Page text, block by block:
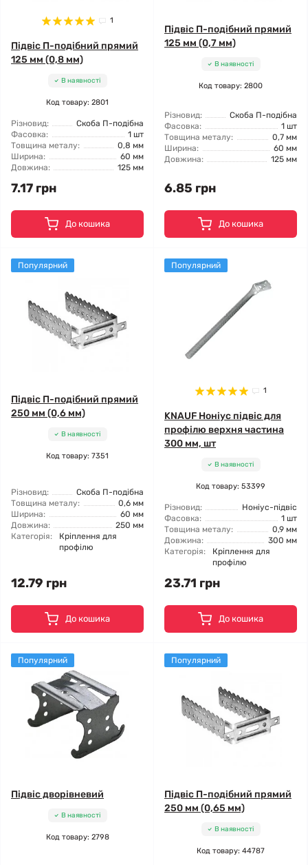
1
Підвіс П-подібний прямий
125 мм (0,8 мм)
В наявності
Код товару: 2801
Різновид:
Скоба П-подібна
Фасовка:
1 шт
Товщина металу:
0,8 мм
Ширина:
60 мм
Довжина:
125 мм
7.17 грн
До кошика
Підвіс П-подібний прямий
125 мм (0,7 мм)
В наявності
Код товару: 2800
Різновид:
Скоба П-подібна
Фасовка:
1 шт
Товщина металу:
0,7 мм
Ширина:
60 мм
Довжина:
125 мм
6.85 грн
До кошика
Популярний
Підвіс П-подібний прямий
250 мм (0,6 мм)
В наявності
Код товару: 7351
Різновид:
Скоба П-подібна
Товщина металу:
0,6 мм
Ширина:
60 мм
Довжина:
250 мм
Категорія:
Кріплення для
профілю
12.79 грн
До кошика
Популярний
1
KNAUF Ноніус підвіс для
профілю верхня частина
300 мм, шт
В наявності
Код товару: 53399
Різновид:
Ноніус-підвіс
Фасовка:
1 шт
Товщина металу:
0,9 мм
Довжина:
300 мм
Категорія:
Кріплення для
профілю
23.71 грн
До кошика
Популярний
Підвіс дворівневий
В наявності
Код товару: 2798
Популярний
Підвіс П-подібний прямий
250 мм (0,65 мм)
В наявності
Код товару: 44787